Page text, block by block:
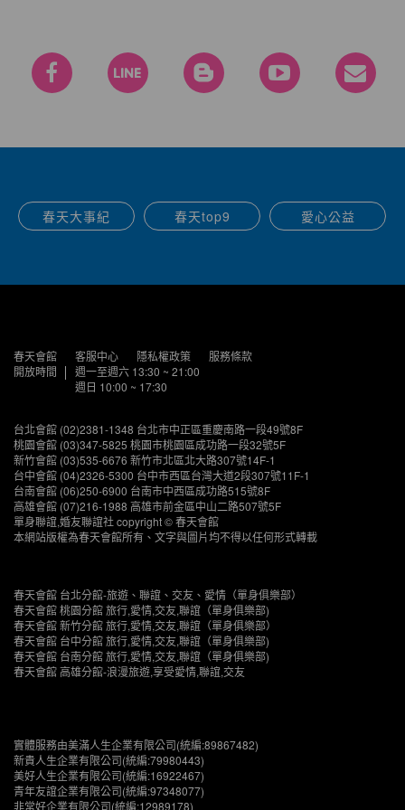
春天大事紀 春天top9 愛心公益
春天會館 客服中心 隱私權政策
服務條款
開放時間
週一至週六 13:30 ~ 21:00
週日 10:00 ~ 17:30
台北會館 (02)2381-1348 台北市中正區重慶南路一段49號8F
桃園會館 (03)347-5825 桃園市桃園區成功路一段32號5F
新竹會館 (03)535-6676 新竹市北區北大路307號14F-1
台中會館 (04)2326-5300 台中市西區台灣大道2段307號11F-1
台南會館 (06)250-6900 台南市中西區成功路515號8F
高雄會館 (07)216-1988 高雄市前金區中山二路507號5F
單身聯誼,婚友聯誼社 copyright © 春天會館
本網站版權為春天會館所有、文字與圖片均不得以任何形式轉載
春天會館 台北分館-旅遊、聯誼、交友、愛情（單身俱樂部）
春天會館 桃園分館 旅行,愛情,交友,聯誼（單身俱樂部)
春天會館 新竹分館 旅行,愛情,交友,聯誼（單身俱樂部）
春天會館 台中分館 旅行,愛情,交友,聯誼（單身俱樂部)
春天會館 台南分館 旅行,愛情,交友,聯誼（單身俱樂部)
春天會館 高雄分館-浪漫旅遊,享受愛情,聯誼,交友
實體服務由美滿人生企業有限公司(統編:89867482)
新貴人生企業有限公司(統編:79980443)
美好人生企業有限公司(統編:16922467)
青年友誼企業有限公司(統編:97348077)
非常好企業有限公司(統編:12989178)